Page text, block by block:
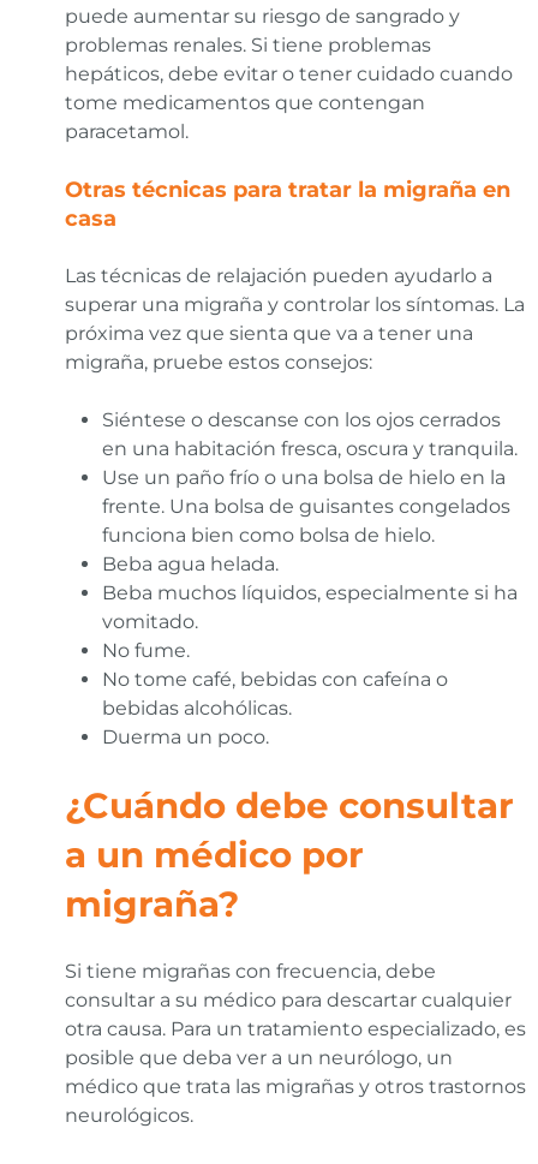
puede aumentar su riesgo de sangrado y
problemas renales. Si tiene problemas
hepáticos, debe evitar o tener cuidado cuando
tome medicamentos que contengan
paracetamol.
Otras técnicas para tratar la migraña en
casa
Las técnicas de relajación pueden ayudarlo a
superar una migraña y controlar los síntomas. La
próxima vez que sienta que va a tener una
migraña, pruebe estos consejos:
Siéntese o descanse con los ojos cerrados
en una habitación fresca, oscura y tranquila.
Use un paño frío o una bolsa de hielo en la
frente. Una bolsa de guisantes congelados
funciona bien como bolsa de hielo.
Beba agua helada.
Beba muchos líquidos, especialmente si ha
vomitado.
No fume.
No tome café, bebidas con cafeína o
bebidas alcohólicas.
Duerma un poco.
¿Cuándo debe consultar
a un médico por
migraña?
Si tiene migrañas con frecuencia, debe
consultar a su médico para descartar cualquier
otra causa. Para un tratamiento especializado, es
posible que deba ver a un neurólogo, un
médico que trata las migrañas y otros trastornos
neurológicos.